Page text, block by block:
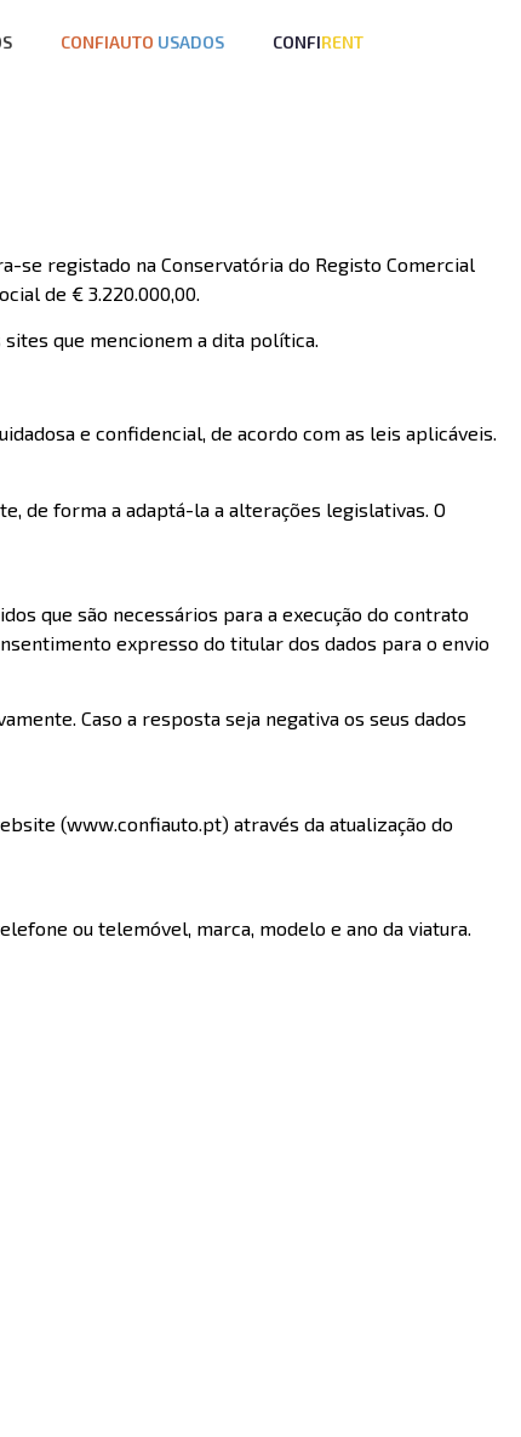
CONFIAUTO USADOS CONFIRENT
se registado na Conservatória do Registo Comercial
de € 3.220.000,00.
que mencionem a dita política.
e confidencial, de acordo com as leis aplicáveis.
de forma a adaptá-la a alterações legislativas. O
que são necessários para a execução do contrato
expresso do titular dos dados para o envio
Caso a resposta seja negativa os seus dados
(www.confiauto.pt) através da atualização do
ou telemóvel, marca, modelo e ano da viatura.